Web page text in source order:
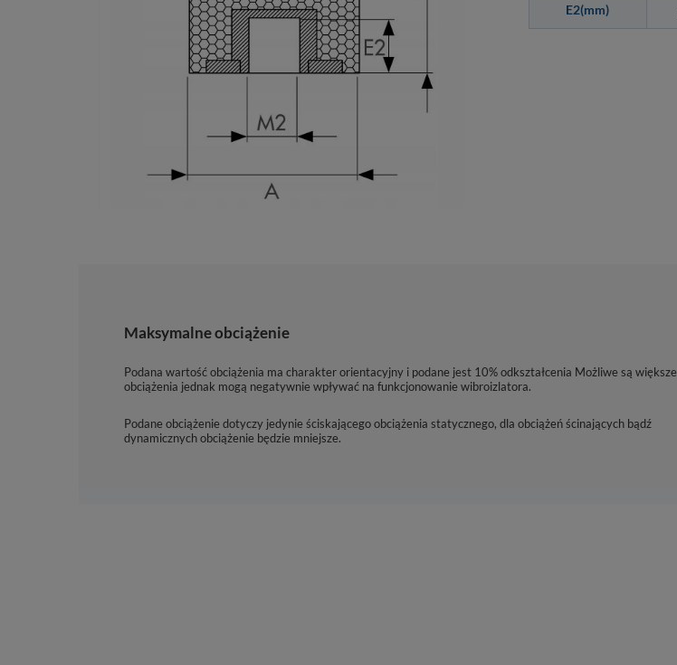
E2(mm)
Maksymalne obciążenie
Podana wartość obciążenia ma charakter orientacyjny i podane jest 10% odkształcenia Możliwe są większe
obciążenia jednak mogą negatywnie wpływać na funkcjonowanie wibroizlatora.
Podane obciążenie dotyczy jedynie ściskającego obciążenia statycznego, dla obciążeń ścinających bądź
dynamicznych obciążenie będzie mniejsze.